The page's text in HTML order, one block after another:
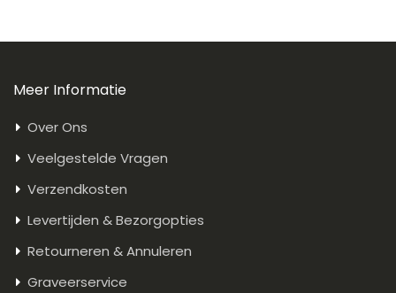
Meer Informatie
Over Ons
Veelgestelde Vragen
Verzendkosten
Levertijden & Bezorgopties
Retourneren & Annuleren
Graveerservice